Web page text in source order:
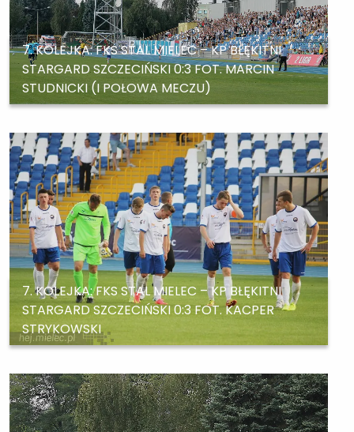
7. KOLEJKA: FKS STAL MIELEC – KP BŁĘKITNI
STARGARD SZCZECIŃSKI 0:3 FOT. MARCIN
STUDNICKI (I POŁOWA MECZU)
7. KOLEJKA: FKS STAL MIELEC – KP BŁĘKITNI
STARGARD SZCZECIŃSKI 0:3 FOT. KACPER
STRYKOWSKI